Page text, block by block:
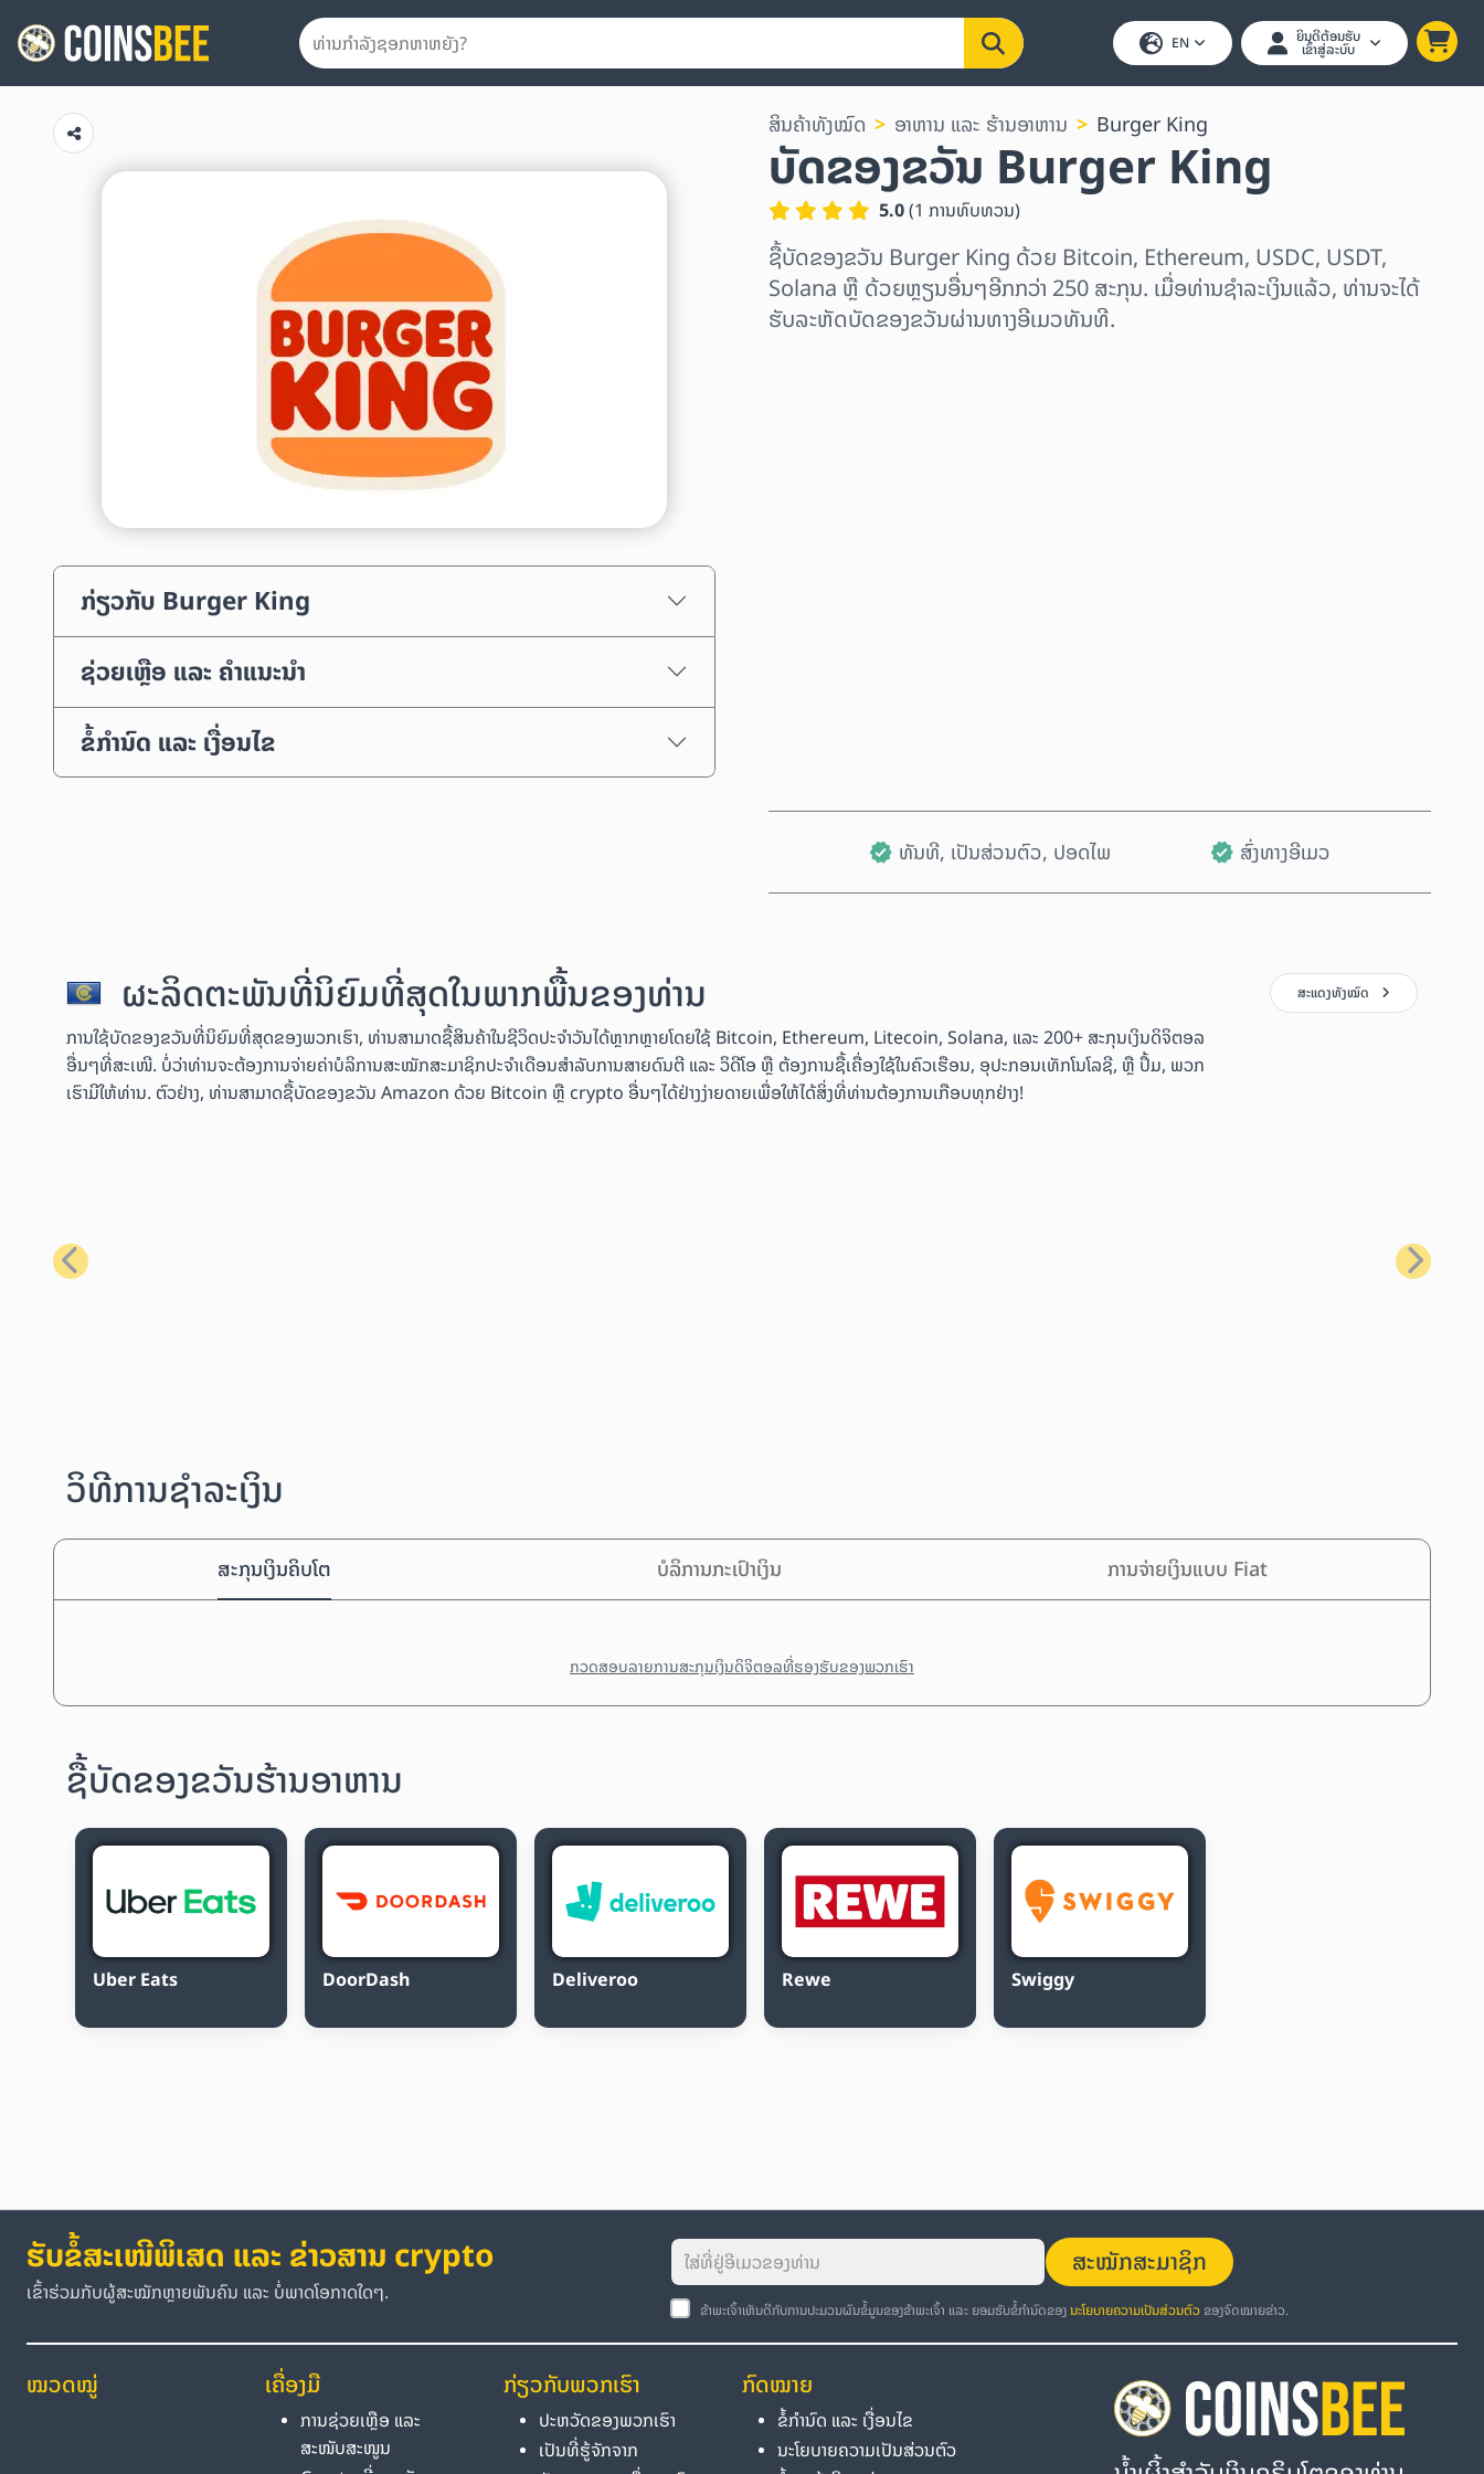
EN ຍິນດີຕ້ອນຮັບ
ເຂົ້າສູ່ລະບົບ
ກ່ຽວກັບ Burger King
ຊ່ວຍເຫຼືອ ແລະ ຄຳແນະນຳ
ຂໍ້ກຳນົດ ແລະ ເງື່ອນໄຂ
ສິນຄ້າທັງໝົດ ອາຫານ ແລະ ຮ້ານອາຫານ Burger King
ບັດຂອງຂວັນ Burger King
5.0(1 ການທົບທວນ)
ຊື້ບັດຂອງຂວັນ Burger King ດ້ວຍ Bitcoin, Ethereum, USDC, USDT,
Solana ຫຼື ດ້ວຍຫຼຽນອື່ນໆອີກກວ່າ 250 ສະກຸນ. ເມື່ອທ່ານຊຳລະເງິນແລ້ວ, ທ່ານຈະໄດ້
ຮັບລະຫັດບັດຂອງຂວັນຜ່ານທາງອີເມວທັນທີ.
ທັນທີ, ເປັນສ່ວນຕົວ, ປອດໄພ ສົ່ງທາງອີເມວ
ຜະລິດຕະພັນທີ່ນິຍົມທີ່ສຸດໃນພາກພື້ນຂອງທ່ານ
ການໃຊ້ບັດຂອງຂວັນທີ່ນິຍົມທີ່ສຸດຂອງພວກເຮົາ, ທ່ານສາມາດຊື້ສິນຄ້າໃນຊີວິດປະຈຳວັນໄດ້ຫຼາກຫຼາຍໂດຍໃຊ້ Bitcoin, Ethereum, Litecoin, Solana, ແລະ 200+ ສະກຸນເງິນດິຈິຕອລ
ອື່ນໆທີ່ສະເໜີ. ບໍ່ວ່າທ່ານຈະຕ້ອງການຈ່າຍຄ່າບໍລິການສະໝັກສະມາຊິກປະຈຳເດືອນສຳລັບການສາຍດົນຕີ ແລະ ວິດີໂອ ຫຼື ຕ້ອງການຊື້ເຄື່ອງໃຊ້ໃນຄົວເຮືອນ, ອຸປະກອນເທັກໂນໂລຊີ, ຫຼື ປຶ້ມ, ພວກ
ເຮົາມີໃຫ້ທ່ານ. ຕົວຢ່າງ, ທ່ານສາມາດຊື້ບັດຂອງຂວັນ Amazon ດ້ວຍ Bitcoin ຫຼື crypto ອື່ນໆໄດ້ຢ່າງງ່າຍດາຍເພື່ອໃຫ້ໄດ້ສິ່ງທີ່ທ່ານຕ້ອງການເກືອບທຸກຢ່າງ!
ສະແດງທັງໝົດ
ກ່ອນໜ້າ ຕໍ່ໄປ
ວິທີການຊຳລະເງິນ
ສະກຸນເງິນຄິບໂຕ ບໍລິການກະເປົາເງິນ ການຈ່າຍເງິນແບບ Fiat
ກວດສອບລາຍການສະກຸນເງິນດິຈິຕອລທີ່ຮອງຮັບຂອງພວກເຮົາ
ຊື້ບັດຂອງຂວັນຮ້ານອາຫານ
Uber Eats DoorDash Deliveroo Rewe Swiggy
ຮັບຂໍ້ສະເໜີພິເສດ ແລະ ຂ່າວສານ crypto
ເຂົ້າຮ່ວມກັບຜູ້ສະໝັກຫຼາຍພັນຄົນ ແລະ ບໍ່ພາດໂອກາດໃດໆ.
ສະໝັກສະມາຊິກ
ຂ້າພະເຈົ້າເຫັນດີກັບການປະມວນຜົນຂໍ້ມູນຂອງຂ້າພະເຈົ້າ ແລະ ຍອມຮັບຂໍ້ກຳນົດຂອງນະໂຍບາຍຄວາມເປັນສ່ວນຕົວຂອງຈົດໝາຍຂ່າວ.
ໝວດໝູ່ ເຄື່ອງມື
ການຊ່ວຍເຫຼືອ ແລະ
ສະໜັບສະໜູນ
ກ່ຽວກັບພວກເຮົາ
ປະຫວັດຂອງພວກເຮົາ
ເປັນທີ່ຮູ້ຈັກຈາກ
ກົດໝາຍ
ຂໍ້ກຳນົດ ແລະ ເງື່ອນໄຂ
ນະໂຍບາຍຄວາມເປັນສ່ວນຕົວ